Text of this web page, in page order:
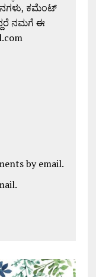
ಕಮೆಂಟ್
ನಮಗೆ ಈ
by email.